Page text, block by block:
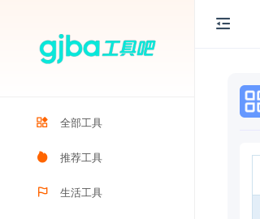
全部工具
推荐工具
生活工具